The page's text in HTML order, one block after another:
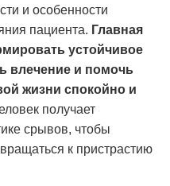
и особенности
пациента. Главная
устойчивое
влечение и помочь
жизни спокойно и
получает
срывов, чтобы
к пристрастию